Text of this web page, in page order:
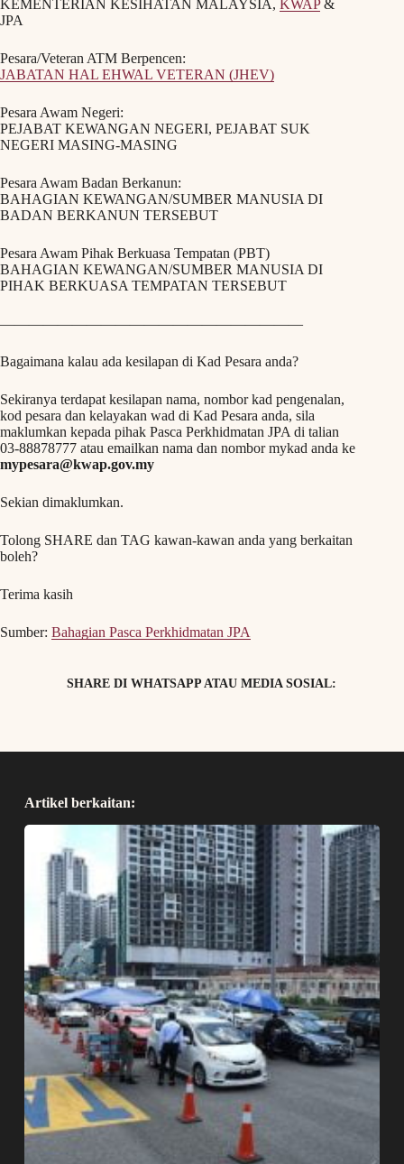
KEMENTERIAN KESIHATAN MALAYSIA, KWAP&
JPA
Pesara/Veteran ATM Berpencen:
JABATAN HAL EHWAL VETERAN (JHEV)
Pesara Awam Negeri:
PEJABAT KEWANGAN NEGERI, PEJABAT SUK
NEGERI MASING-MASING
Pesara Awam Badan Berkanun:
BAHAGIAN KEWANGAN/SUMBER MANUSIA DI
BADAN BERKANUN TERSEBUT
Pesara Awam Pihak Berkuasa Tempatan (PBT)
BAHAGIAN KEWANGAN/SUMBER MANUSIA DI
PIHAK BERKUASA TEMPATAN TERSEBUT
—————————————————————
Bagaimana kalau ada kesilapan di Kad Pesara anda?
Sekiranya terdapat kesilapan nama, nombor kad pengenalan,
kod pesara dan kelayakan wad di Kad Pesara anda, sila
maklumkan kepada pihak Pasca Perkhidmatan JPA di talian
03-88878777 atau emailkan nama dan nombor mykad anda ke
mypesara@kwap.gov.my
Sekian dimaklumkan.
Tolong SHARE dan TAG kawan-kawan anda yang berkaitan
boleh?
Terima kasih
Sumber: Bahagian Pasca Perkhidmatan JPA
SHARE DI WHATSAPP ATAU MEDIA SOSIAL:
Artikel berkaitan: